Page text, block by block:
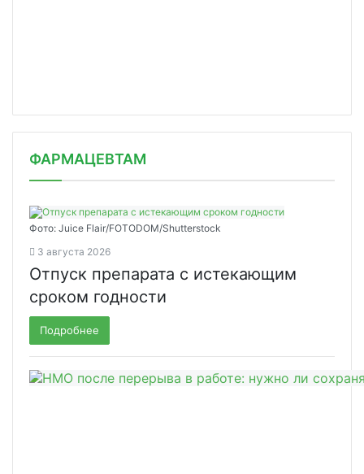
ФАРМАЦЕВТАМ
Фото: Juice Flair/FOTODOM/Shutterstoсk
3 августа 2026
Отпуск препарата с истекающим
сроком годности
Подробнее